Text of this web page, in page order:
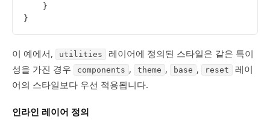
    }
}
이 예에서, utilities
레이어에 정의된 스타일은 같은 특이
성을 가진 경우
components , theme , base , reset
레이
어의 스타일보다 우선 적용됩니다.
인라인 레이어 정의